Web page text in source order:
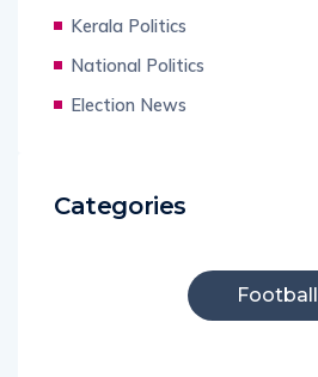
Kerala Politics
National Politics
Election News
Categories
Football